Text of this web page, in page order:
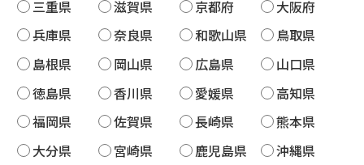
三重県
滋賀県 京都府
大阪府
兵庫県
奈良県 和歌山県
鳥取県
島根県
岡山県 広島県
山口県
徳島県
香川県 愛媛県
高知県
福岡県
佐賀県 長崎県
熊本県
大分県
宮崎県 鹿児島県 沖縄県